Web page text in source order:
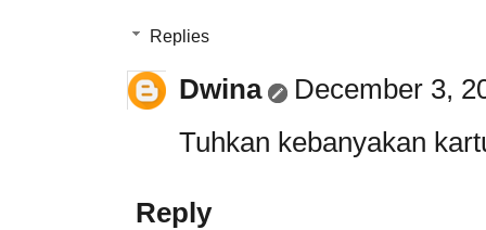
Replies
Dwina
December 3,
Tuhkan kebanyakan
Reply